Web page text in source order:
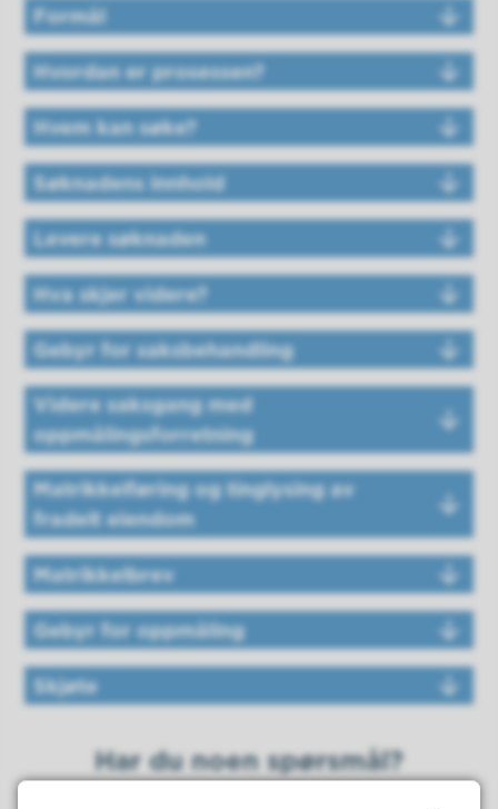
Formål
Hvordan er prosessen?
Hvem kan søke?
Søknadens innhold
Levere søknaden
Hva skjer videre?
Gebyr for saksbehandling
Videre saksgang med
oppmålingsforretning
Matrikkelføring og tinglysing av
fradelt eiendom
Matrikkelbrev
Gebyr for oppmåling
Skjøte
Har du noen spørsmål?